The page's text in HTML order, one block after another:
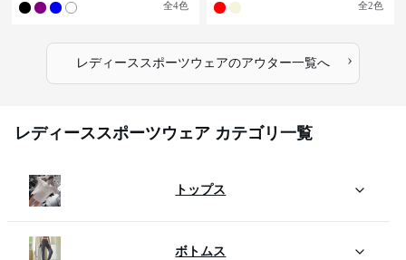
全4色 全2色
レディーススポーツウェアのアウター一覧へ ›
レディーススポーツウェア カテゴリ一覧
トップス
ボトムス